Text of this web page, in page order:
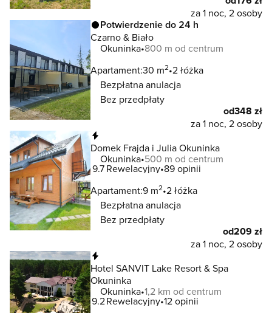
za 1 noc, 2 osoby
Potwierdzenie do 24 h
Czarno & Biało
Okuninka 800 m od centrum
Apartament:30 m2 2 łóżka
Bezpłatna anulacja
Bez przedpłaty
od348 zł
za 1 noc, 2 osoby
Domek Frajda i Julia Okuninka
Okuninka 500 m od centrum
9.7Rewelacyjny 89 opinii
Apartament:9 m2 2 łóżka
Bezpłatna anulacja
Bez przedpłaty
od209 zł
za 1 noc, 2 osoby
Hotel SANVIT Lake Resort & Spa
Okuninka
Okuninka 1,2 km od centrum
9.2Rewelacyjny 12 opinii